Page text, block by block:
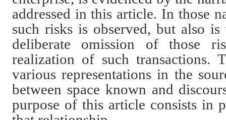
addressed in this article. In those
such risks is observed, but also
deliberate omission of those
realization of such transactions.
various representations in the
between space known and
purpose of this article consists in